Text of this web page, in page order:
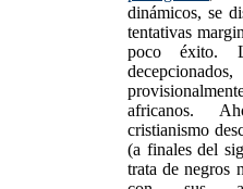
dinámicos, se
tentativas
poco éxito.
africanos.
cristianismo
(a finales del
trata de negros